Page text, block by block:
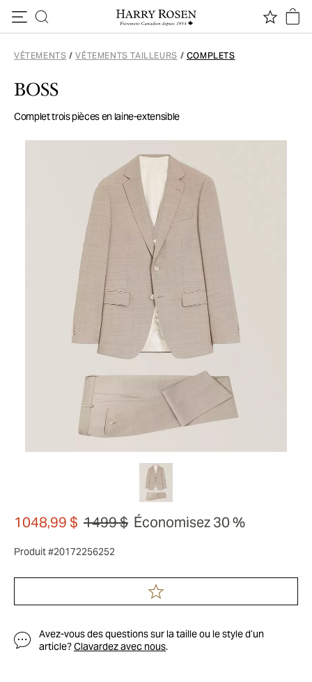
VÊTEMENTS / VÊTEMENTS TAILLEURS / COMPLETS
BOSS
Complet trois pièces en laine-extensible
1048,99 $ 1499 $ Économisez 30 %
Produit #20172256252
Avez-vous des questions sur la taille ou le style d’un
article?Clavardez avec nous.